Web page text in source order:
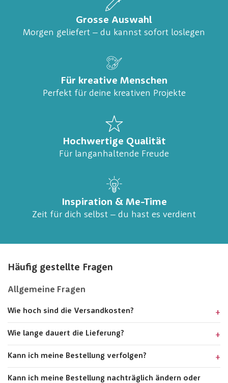
Grosse Auswahl
Morgen geliefert – du kannst sofort loslegen
Für kreative Menschen
Perfekt für deine kreativen Projekte
Hochwertige Qualität
Für langanhaltende Freude
Inspiration & Me-Time
Zeit für dich selbst – du hast es verdient
Häufig gestellte Fragen
Allgemeine Fragen
Wie hoch sind die Versandkosten?
Wie lange dauert die Lieferung?
Kann ich meine Bestellung verfolgen?
Kann ich meine Bestellung nachträglich ändern oder